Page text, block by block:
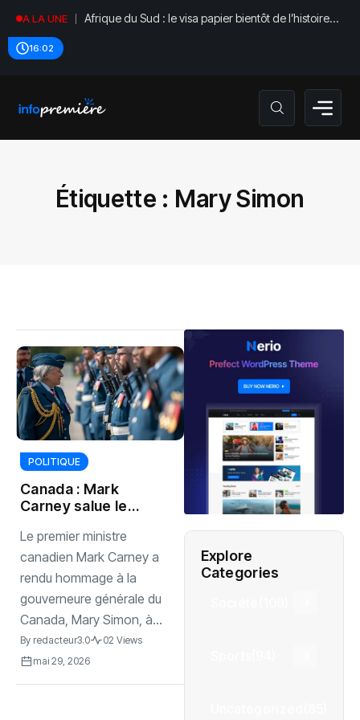
A LA UNE
Afrique du Sud : le visa papier bientôt de l’histoire
16:02
Étiquette : Mary Simon
POLITIQUE
Canada : Mark
Carney salue le
historique de
Mary Simon
‎Le premier ministre
canadien Mark Carney a
rendu hommage à la
gouverneure générale du
Canada, Mary Simon, à...
By redacteur3.0
02 Views
mai 29, 2026
Explore
Categories